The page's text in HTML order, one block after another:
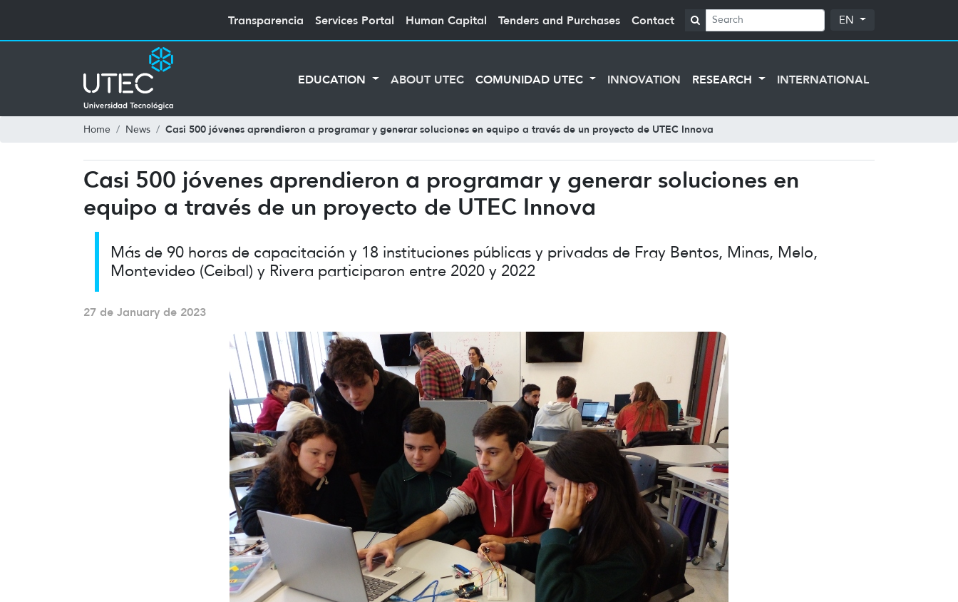
Transparencia Services Portal Human Capital Tenders and Purchases Contact EN
EDUCATION ABOUT UTEC COMUNIDAD UTEC INNOVATION RESEARCH INTERNATIONAL
Home News Casi 500 jóvenes aprendieron a programar y generar soluciones en equipo a través de un proyecto de UTEC Innova
Casi 500 jóvenes aprendieron a programar y generar soluciones en
equipo a través de un proyecto de UTEC Innova
Más de 90 horas de capacitación y 18 instituciones públicas y privadas de Fray Bentos, Minas, Melo,
Montevideo (Ceibal) y Rivera participaron entre 2020 y 2022
27 de January de 2023